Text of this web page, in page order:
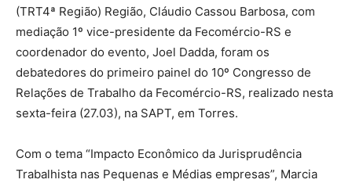
(TRT4ª Região) Região, Cláudio Cassou Barbosa, com
mediação 1º vice-presidente da Fecomércio-RS e
coordenador do evento, Joel Dadda, foram os
debatedores do primeiro painel do 10º Congresso de
Relações de Trabalho da Fecomércio-RS, realizado nesta
sexta-feira (27.03), na SAPT, em Torres.
Com o tema “Impacto Econômico da Jurisprudência
Trabalhista nas Pequenas e Médias empresas”, Marcia